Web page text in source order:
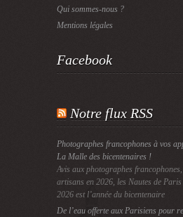
Qui sommes-nous ?
Mentions légales
Facebook
Notre flux RSS
Photographes francophones à vos
La Malle des bicentenaires !
Avis aux photographes
artisans en 2026, les Nautes de
2026 est l’année du bicentenaire
De l’eau offerte aux Parisiens pour